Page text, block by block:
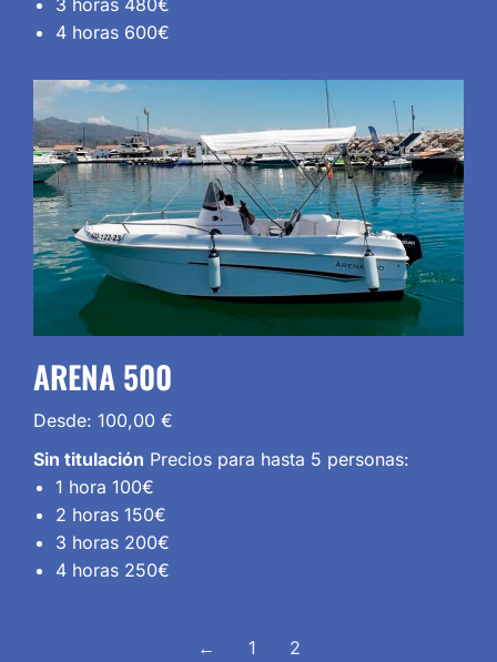
4 horas 600€
ARENA 500
Desde: 100,00 €
Sin titulación Precios para hasta 5 personas:
1 hora 100€
2 horas 150€
3 horas 200€
4 horas 250€
← 1 2